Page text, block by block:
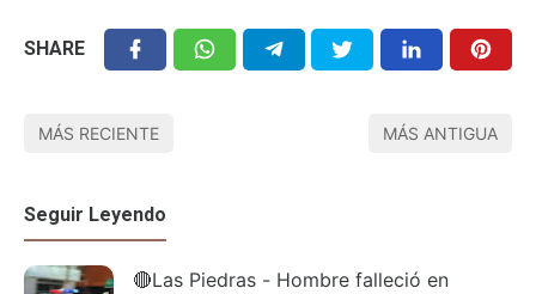
SHARE
MÁS RECIENTE MÁS ANTIGUA
Seguir Leyendo
🔴Las Piedras - Hombre falleció en